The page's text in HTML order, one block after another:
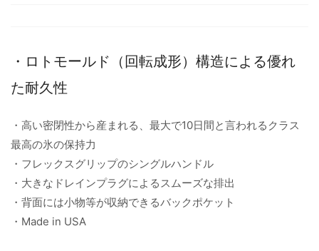
・ロトモールド（回転成形）構造による優れ
た耐久性
・高い密閉性から産まれる、最大で10日間と言われるクラス
最高の氷の保持力
・フレックスグリップのシングルハンドル
・大きなドレインプラグによるスムーズな排出
・背面には小物等が収納できるバックポケット
・Made in USA